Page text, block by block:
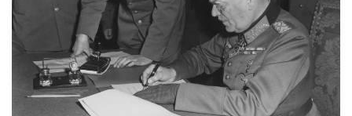
Témata
Pořady
TV Program